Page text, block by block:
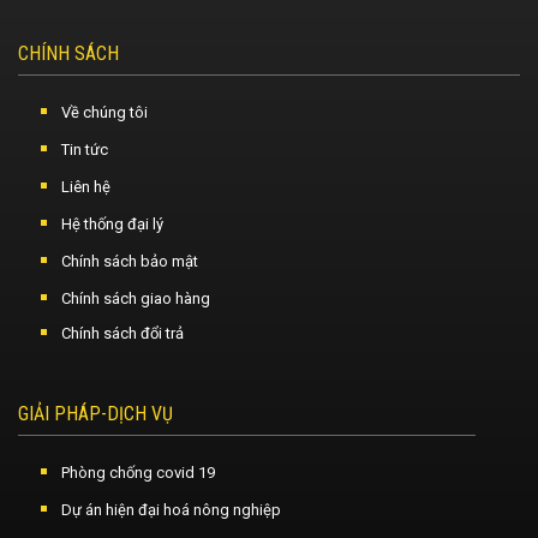
CHÍNH SÁCH
Về chúng tôi
Tin tức
Liên hệ
Hệ thống đại lý
Chính sách bảo mật
Chính sách giao hàng
Chính sách đổi trả
GIẢI PHÁP-DỊCH VỤ
Phòng chống covid 19
Dự án hiện đại hoá nông nghiệp